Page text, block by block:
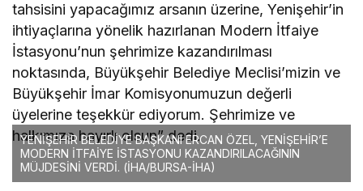
tahsisini yapacağımız arsanın üzerine, Yenişehir’in
ihtiyaçlarına yönelik hazırlanan Modern İtfaiye
İstasyonu’nun şehrimize kazandırılması
noktasında, Büyükşehir Belediye Meclisi’mizin ve
Büyükşehir İmar Komisyonumuzun değerli
üyelerine teşekkür ediyorum. Şehrimize ve
halkımıza hayırlı olsun” dedi.
YENİŞEHİR BELEDİYE BAŞKANI ERCAN ÖZEL, YENİŞEHİR’E
MODERN İTFAİYE İSTASYONU KAZANDIRILACAĞININ
MÜJDESİNİ VERDİ. (İHA/BURSA-İHA)